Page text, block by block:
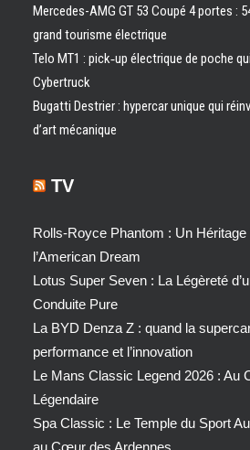
Mercedes-AMG GT 53 Coupé 4 portes :
grand tourisme électrique
Telo MT1 : pick‑up électrique de poche
Cybertruck
Bugatti Destrier : hypercar unique qui
d’art mécanique
TV
Rolls-Royce Phantom : Un
l’American Dream
Lotus Super Seven : La Légèreté
Conduite Pure
La BYD Denza Z : quand la
performance et l’innovation
Le Mans Classic Legend 2026 : Au
Légendaire
Spa Classic : Le Temple du Sport
au Cœur des Ardennes